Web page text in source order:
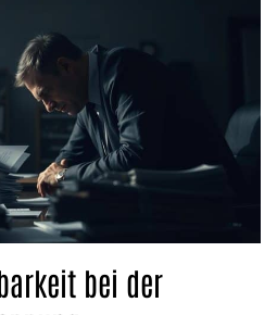
bei der